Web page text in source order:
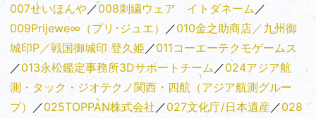
007せいほんや／008刺繍ウェア イトダネーム ／
009Prijewe∞（プリ･ジュエ）
／010金之助商店／九州御
城印P／戦国御城印 登久姫 ／011コーエーテクモゲームス
／013永松鑑定事務所3Dサポートチーム ／024アジア航
測・タック・ジオテクノ関西・四航（アジア航測グルー
プ）
／025TOPPAN株式会社 ／027文化庁/日本遺産／028